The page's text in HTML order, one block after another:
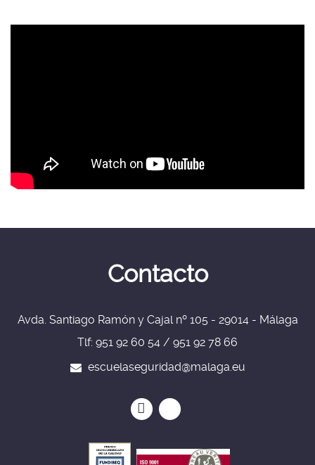
Contacto
Avda. Santiago Ramón y Cajal nº 105 - 29014 - Málaga
Tlf: 951 92 60 54 / 951 92 78 66
escuelaseguridad@malaga.eu
Icono
Icono
facebook
Icono
Icono
twitter